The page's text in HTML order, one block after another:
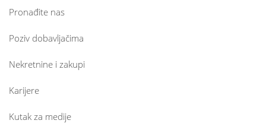
Pronađite nas
Poziv dobavljačima
Nekretnine i zakupi
Karijere
Kutak za medije